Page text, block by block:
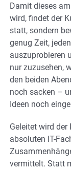
Damit dieses
wird, findet der
statt, sondern
genug Zeit,
auszuprobieren
nur zuzusehen,
den beiden
noch sacken –
Ideen noch
Geleitet wird der
absoluten IT-
vermittelt. Statt